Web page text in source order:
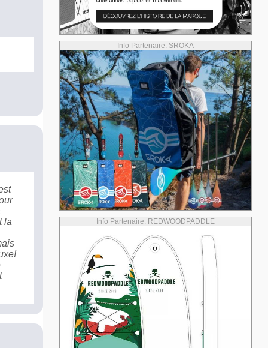
la
Info Partenaire: SROKA
Info Partenaire: REDWOODPADDLE